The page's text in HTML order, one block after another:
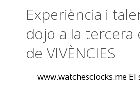
Experiència i
dojo a la tercera
de VIVÈNCIES
www.watchesclocks.me El